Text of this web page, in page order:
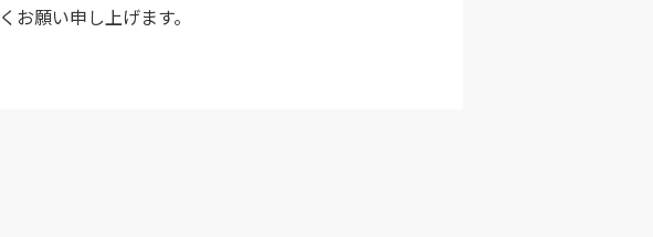
願い申し上げます。